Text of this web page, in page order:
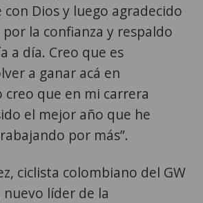
Dios y luego agradecido
la confianza y respaldo
a día. Creo que es
a ganar acá en
creo que en mi carrera
el mejor año que he
por más”.
ciclista colombiano del GW
nuevo líder de la